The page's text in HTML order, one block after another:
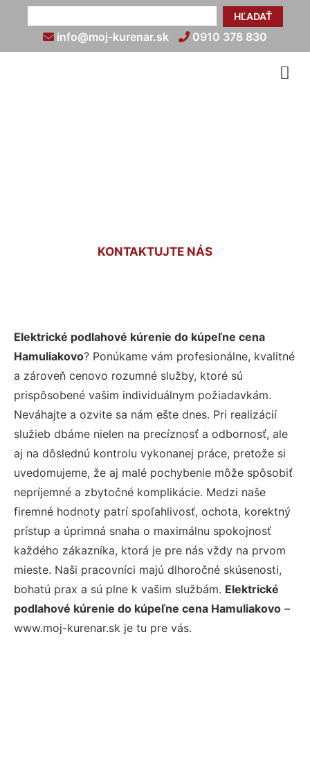
HĽADAŤ
info@moj-kurenar.sk 0910 378 830
KONTAKTUJTE NÁS
Elektrické podlahové kúrenie do kúpeľne cena
Hamuliakovo? Ponúkame vám profesionálne, kvalitné
a zároveň cenovo rozumné služby, ktoré sú
prispôsobené vašim individuálnym požiadavkám.
Neváhajte a ozvite sa nám ešte dnes. Pri realizácií
služieb dbáme nielen na precíznosť a odbornosť, ale
aj na dôslednú kontrolu vykonanej práce, pretože si
uvedomujeme, že aj malé pochybenie môže spôsobiť
nepríjemné a zbytočné komplikácie. Medzi naše
firemné hodnoty patrí spoľahlivosť, ochota, korektný
prístup a úprimná snaha o maximálnu spokojnosť
každého zákazníka, ktorá je pre nás vždy na prvom
mieste. Naši pracovníci majú dlhoročné skúsenosti,
bohatú prax a sú plne k vašim službám. Elektrické
podlahové kúrenie do kúpeľne cena Hamuliakovo –
www.moj-kurenar.sk je tu pre vás.